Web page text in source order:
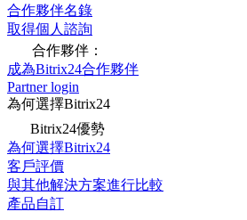
合作夥伴名錄
取得個人諮詢
合作夥伴：
成為Bitrix24合作夥伴
Partner login
為何選擇Bitrix24
Bitrix24優勢
為何選擇Bitrix24
客戶評價
與其他解決方案進行比較
產品自訂